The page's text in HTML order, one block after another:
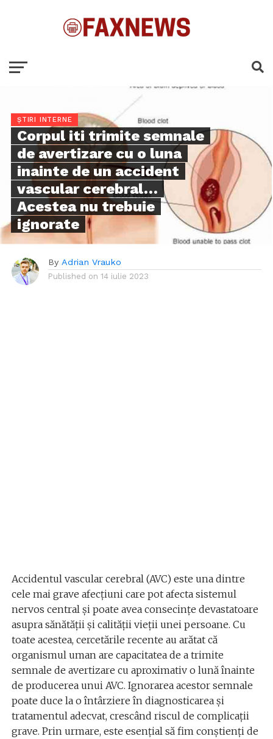
ȘTIRI INTERNE
Corpul iti trimite semnale
de avertizare cu o luna
inainte de un accident
vascular cerebral…
Acestea nu trebuie
ignorate
By Adrian Vrauko
Published on 14 iulie 2023
Accidentul vascular cerebral (AVC) este una dintre
cele mai grave afecțiuni care pot afecta sistemul
nervos central și poate avea consecințe devastatoare
asupra sănătății și calității vieții unei persoane. Cu
toate acestea, cercetările recente au arătat că
organismul uman are capacitatea de a trimite
semnale de avertizare cu aproximativ o lună înainte
de producerea unui AVC. Ignorarea acestor semnale
poate duce la o întârziere în diagnosticarea și
tratamentul adecvat, crescând riscul de complicații
grave. Prin urmare, este esențial să fim conștienți de